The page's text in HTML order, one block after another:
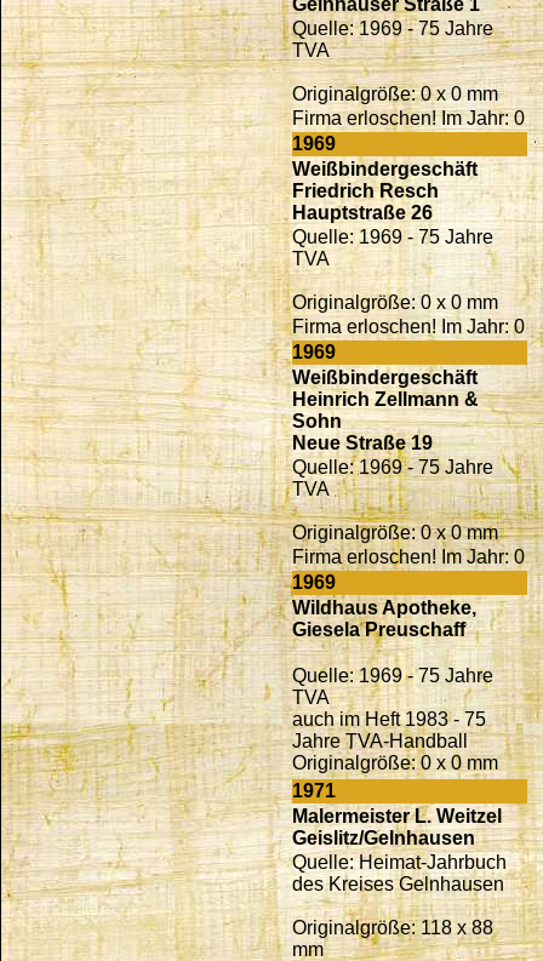
Gelnhäuser Straße 1
Quelle: 1969 - 75 Jahre
TVA
Originalgröße: 0 x 0 mm
Firma erloschen! Im Jahr: 0
1969
Weißbindergeschäft
Friedrich Resch
Hauptstraße 26
Quelle: 1969 - 75 Jahre
TVA
Originalgröße: 0 x 0 mm
Firma erloschen! Im Jahr: 0
1969
Weißbindergeschäft
Heinrich Zellmann &
Sohn
Neue Straße 19
Quelle: 1969 - 75 Jahre
TVA
Originalgröße: 0 x 0 mm
Firma erloschen! Im Jahr: 0
1969
Wildhaus Apotheke,
Giesela Preuschaff
Quelle: 1969 - 75 Jahre
TVA
auch im Heft 1983 - 75
Jahre TVA-Handball
Originalgröße: 0 x 0 mm
1971
Malermeister L. Weitzel
Geislitz/Gelnhausen
Quelle: Heimat-Jahrbuch
des Kreises Gelnhausen
Originalgröße: 118 x 88
mm